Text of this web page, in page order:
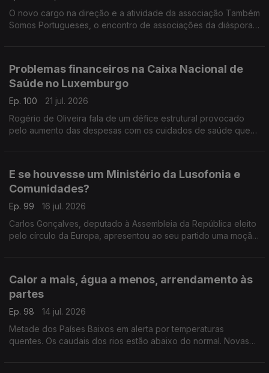
O novo cargo na direção e a atividade da associação Também
Somos Portugueses, o encontro de associações da diáspora
Problemas financeiros na Caixa Nacional de
Saúde no Luxemburgo
Ep. 100
21 jul. 2026
Rogério de Oliveira fala de um défice estrutural provocado
pelo aumento das despesas com os cuidados de saúde que
E se houvesse um Ministério da Lusofonia e
Comunidades?
Ep. 99
16 jul. 2026
Carlos Gonçalves, deputado à Assembleia da República eleito
pelo círculo da Europa, apresentou ao seu partido uma moção
Calor a mais, água a menos, arrendamento às
partes
Ep. 98
14 jul. 2026
Metade dos Países Baixos em alerta por temperaturas
quentes. Os caudais dos rios estão abaixo do normal. Novas